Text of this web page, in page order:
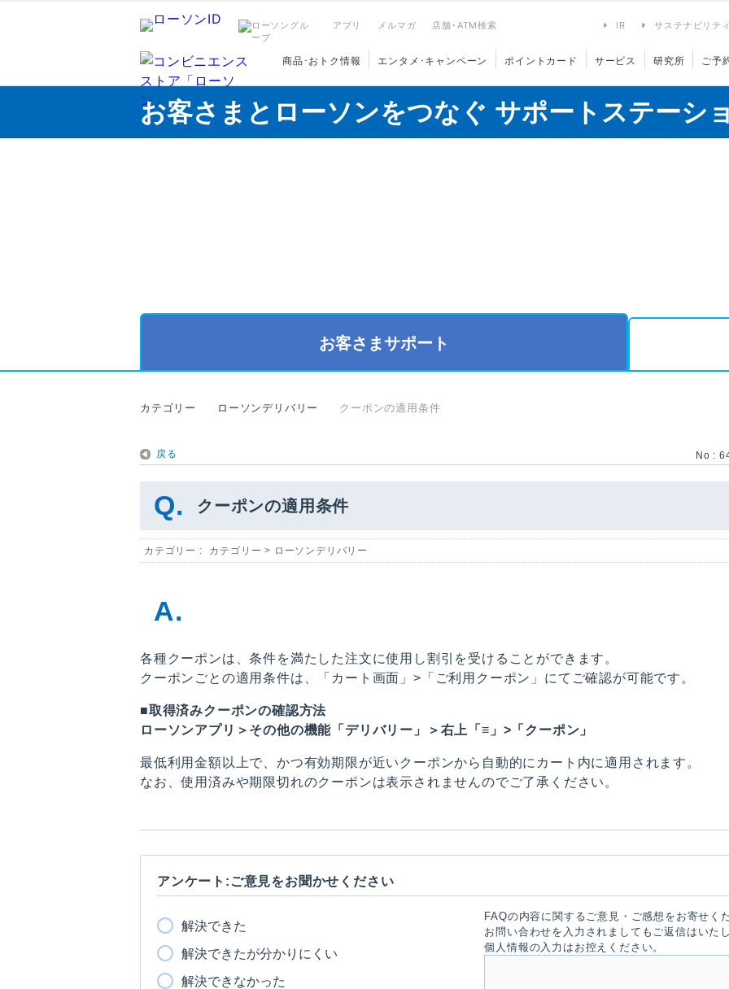
アプリ メルマガ 店舗･ATM検索 IR サステナビリティ
商品･おトク情報 エンタメ･キャンペーン ポイントカード サービス 研究所 ご予
お客さまとローソンをつなぐ サポートステーシ
お客さまサポート
カテゴリー ローソンデリバリー クーポンの適用条件
戻る No :
クーポンの適用条件
カテゴリー : カテゴリー > ローソンデリバリー
各種クーポンは、条件を満たした注文に使用し割引を受けることができます。
クーポンごとの適用条件は、「カート画面」>「ご利用クーポン」にてご確認が可能です。
■取得済みクーポンの確認方法
ローソンアプリ＞その他の機能「デリバリー」＞右上「≡」>「クーポン」
最低利用金額以上で、かつ有効期限が近いクーポンから自動的にカート内に適用されます。
なお、使用済みや期限切れのクーポンは表示されませんのでご了承ください。
アンケート:ご意見をお聞かせください
解決できた
解決できたが分かりにくい
解決できなかった
FAQの内容に関するご意見・ご感想をお寄せく
お問い合わせを入力されましてもご返信はいた
個人情報の入力はお控えください。